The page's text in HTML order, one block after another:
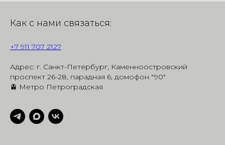
Как с нами связаться:
+7 911 707 2127
Адрес: г. Санкт-Петербург, Каменноостровский
проспект 26-28, парадная 6, домофон "90"
🚊 Метро Петроградская